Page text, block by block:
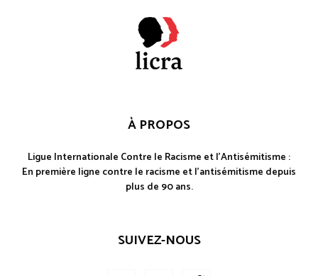
À PROPOS
Ligue Internationale Contre le Racisme et l'Antisémitisme :
En première ligne contre le racisme et l'antisémitisme depuis
plus de 90 ans.
SUIVEZ-NOUS